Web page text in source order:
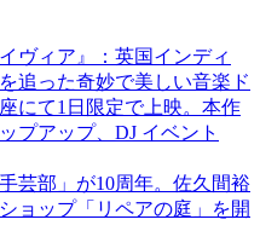
ヴィア』：英国インディ
追った奇妙で美しい音楽ド
にて1日限定で上映。本作
プアップ、DJ イベント
芸部」が10周年。佐久間裕
ョップ「リペアの庭」を開